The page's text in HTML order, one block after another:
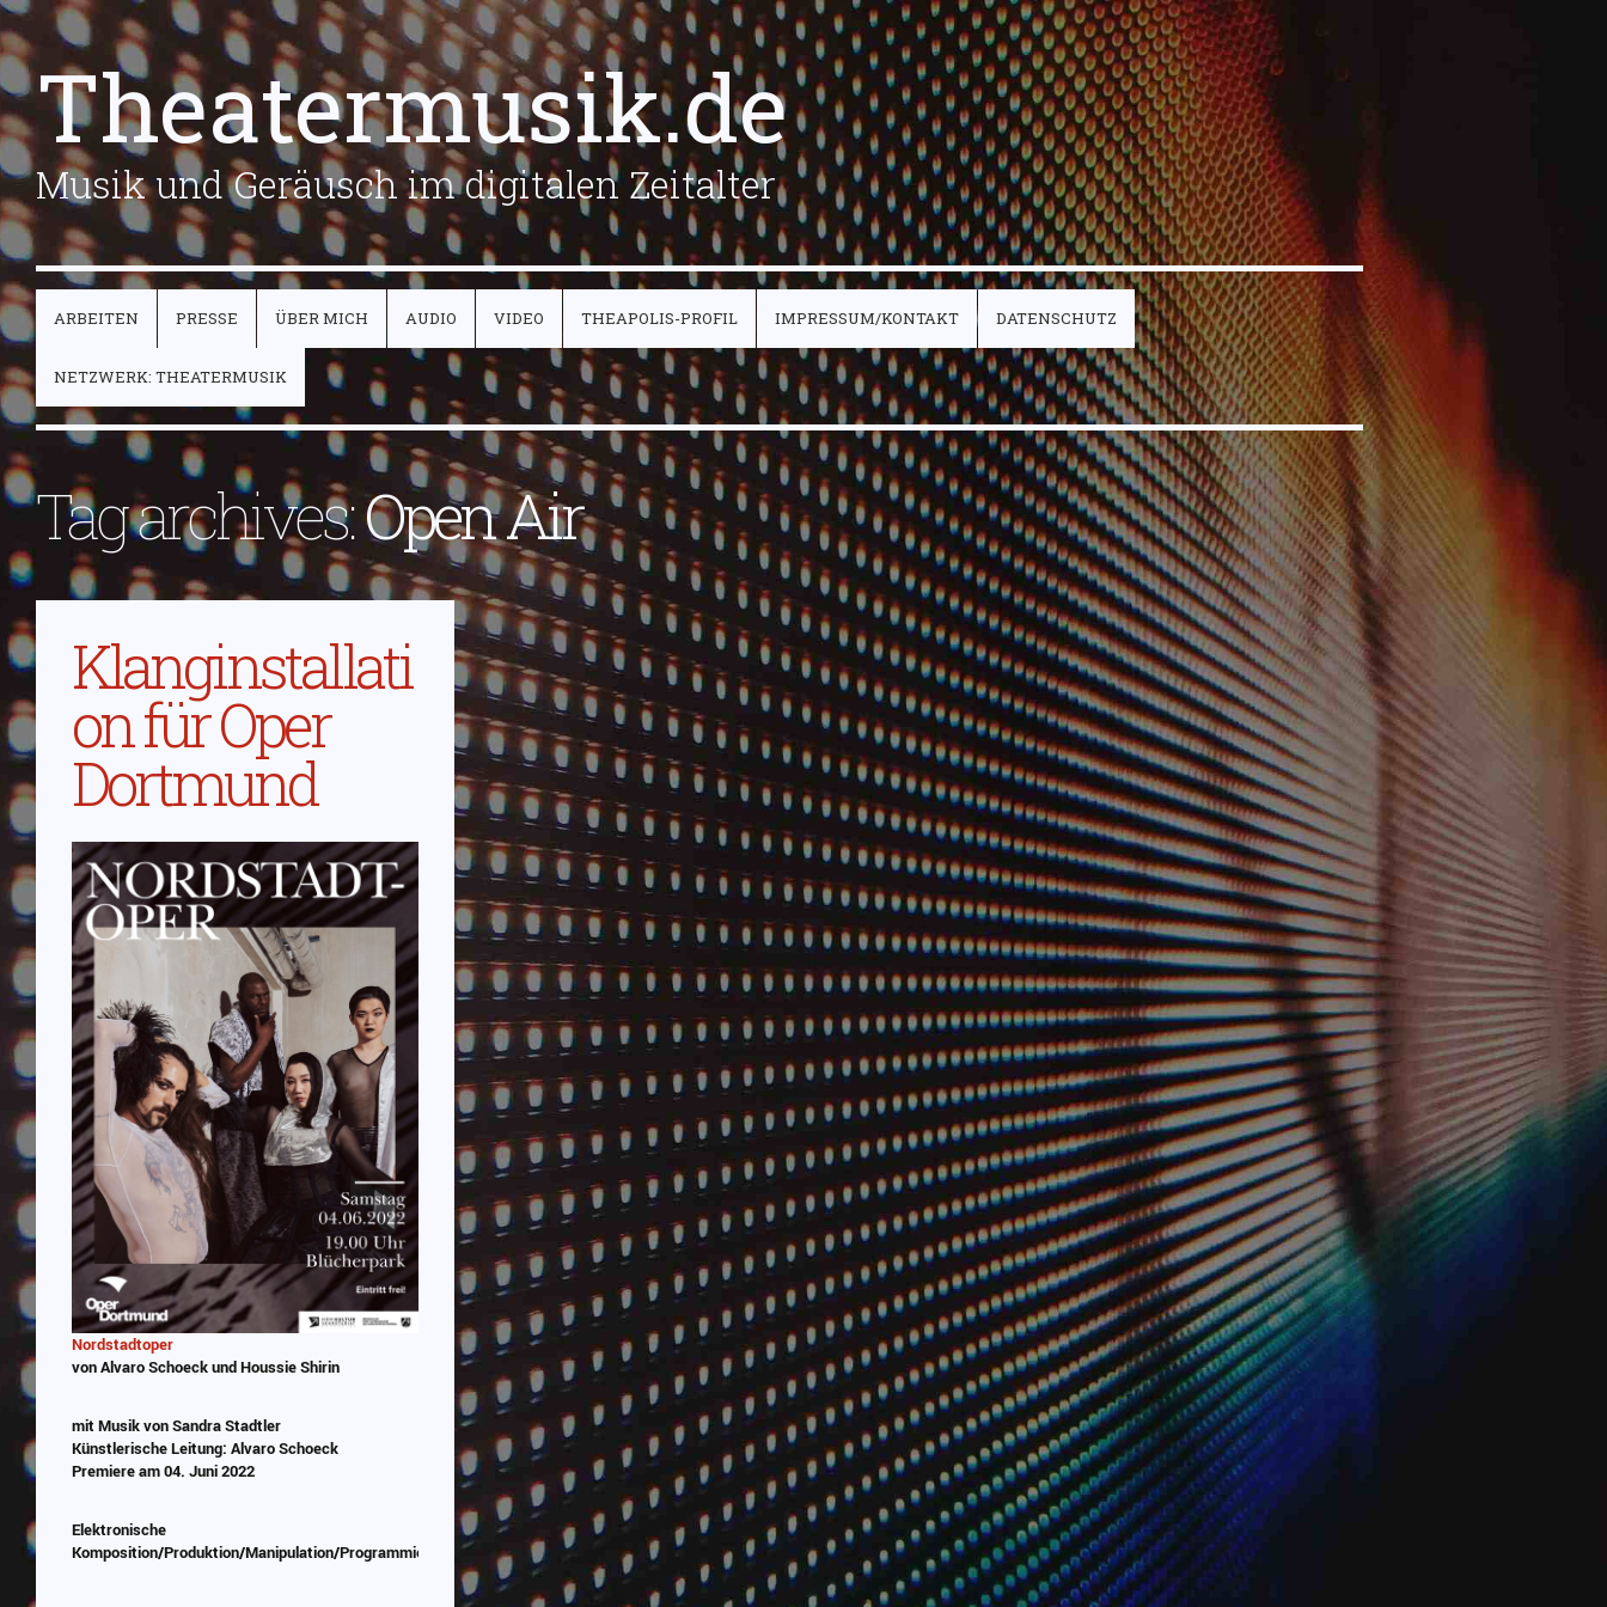
Theatermusik.de
Musik und Geräusch im digitalen Zeitalter
ARBEITEN PRESSE ÜBER MICH AUDIO VIDEO THEAPOLIS-PROFIL IMPRESSUM/KONTAKT DATENSCHUTZ
NETZWERK: THEATERMUSIK
Tag archives:Open Air
Klanginstallati
on für Oper
Dortmund
Nordstadtoper
von Alvaro Schoeck und Houssie Shirin
mit Musik von Sandra Stadtler
Künstlerische Leitung: Alvaro Schoeck
Premiere am 04. Juni 2022
Elektronische
Komposition/Produktion/Manipulation/Programmierung